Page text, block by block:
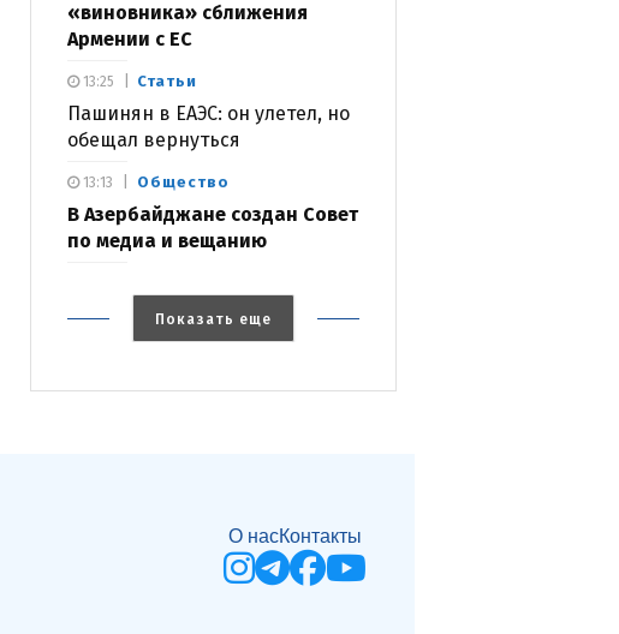
«виновника» сближения
Армении с ЕС
Статьи
Пашинян в ЕАЭС: он улетел, но
обещал вернуться
13:25
Общество
В Азербайджане создан Совет
по медиа и вещанию
13:13
Показать еще
О насКонтакты